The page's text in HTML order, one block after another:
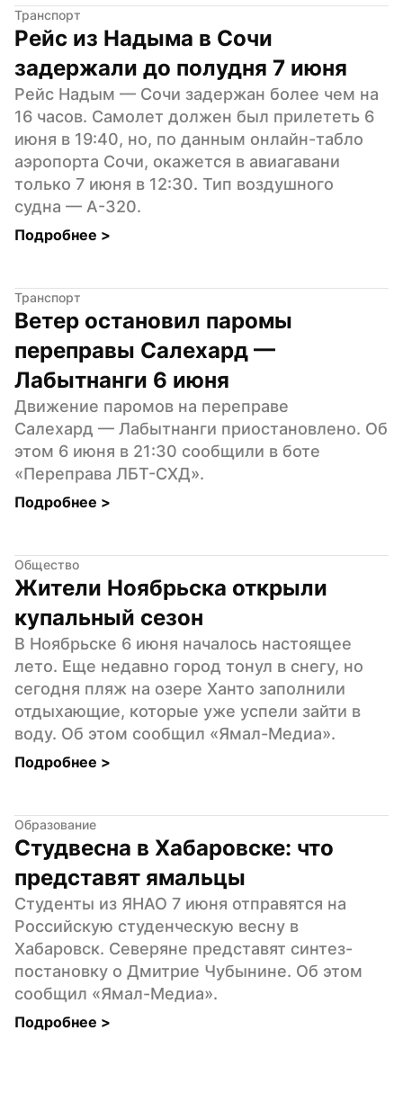
Транспорт
Рейс из Надыма в Сочи
задержали до полудня 7 июня
Рейс Надым — Сочи задержан более чем на
16 часов. Самолет должен был прилететь 6
июня в 19:40, но, по данным онлайн-табло
аэропорта Сочи, окажется в авиагавани
только 7 июня в 12:30. Тип воздушного
судна — А-320.
Подробнее >
Транспорт
Ветер остановил паромы
переправы Салехард —
Лабытнанги 6 июня
Движение паромов на переправе
Салехард — Лабытнанги приостановлено. Об
этом 6 июня в 21:30 сообщили в боте
«Переправа ЛБТ-СХД».
Подробнее >
Общество
Жители Ноябрьска открыли
купальный сезон
В Ноябрьске 6 июня началось настоящее
лето. Еще недавно город тонул в снегу, но
сегодня пляж на озере Ханто заполнили
отдыхающие, которые уже успели зайти в
воду. Об этом сообщил «Ямал-Медиа».
Подробнее >
Образование
Студвесна в Хабаровске: что
представят ямальцы
Студенты из ЯНАО 7 июня отправятся на
Российскую студенческую весну в
Хабаровск. Северяне представят синтез-
постановку о Дмитрие Чубынине. Об этом
сообщил «Ямал-Медиа».
Подробнее >